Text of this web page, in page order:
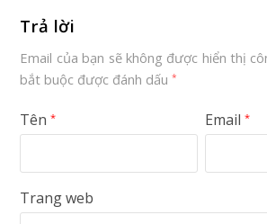
Trả lời
Email của bạn sẽ không được hiển thị
bắt buộc được đánh dấu*
Tên* Email*
Trang web